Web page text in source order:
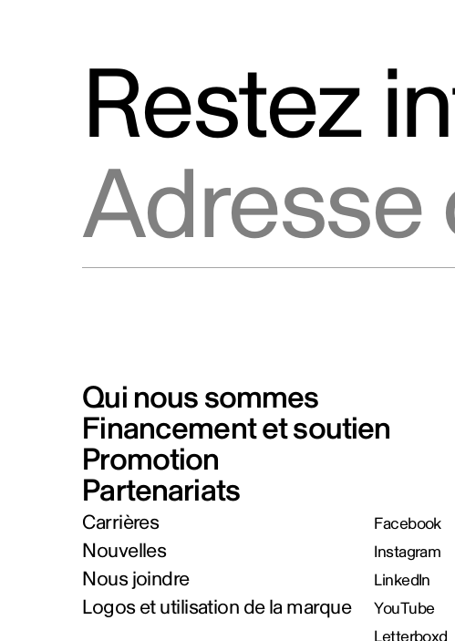
Restez
Qui nous sommes
Financement et soutien
Promotion
Partenariats
Carrières
Nouvelles
Nous joindre
Logos et utilisation de la marque
Facebook
Instagram
LinkedIn
YouTube
Letterboxd